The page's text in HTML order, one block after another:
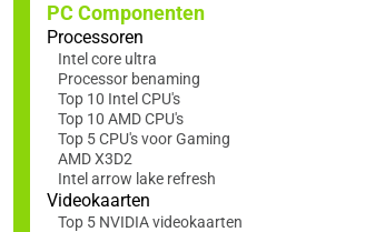
PC Componenten
Processoren
Intel core ultra
Processor benaming
Top 10 Intel CPU's
Top 10 AMD CPU's
Top 5 CPU's voor Gaming
AMD X3D2
Intel arrow lake refresh
Videokaarten
Top 5 NVIDIA videokaarten